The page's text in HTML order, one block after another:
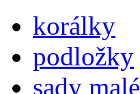
korálky
podložky
sady malé